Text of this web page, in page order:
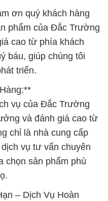
ơn quý khách hàng
phẩm của Đắc Trường
cao từ phía khách
báu, giúp chúng tôi
triển.
vụ của Đắc Trường
và đánh giá cao từ
chỉ là nhà cung cấp
vụ tư vấn chuyên
chọn sản phẩm phù
– Dịch Vụ Hoàn